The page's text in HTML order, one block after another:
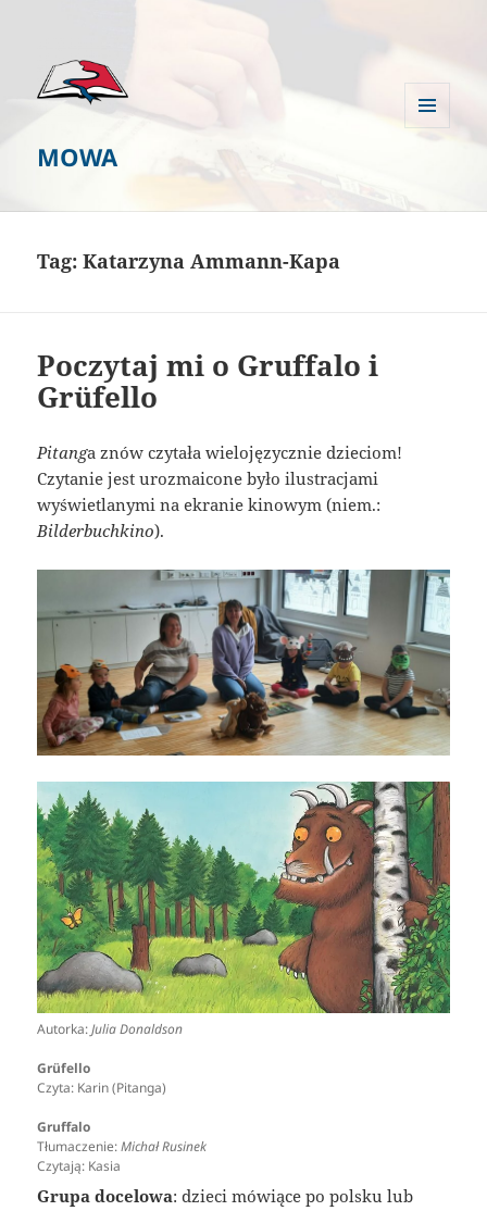
MOWA
Tag:Katarzyna Ammann-Kapa
Poczytaj mi o Gruffalo i
Grüfello
Pitanga znów czytała wielojęzycznie dzieciom!
Czytanie jest urozmaicone było ilustracjami
wyświetlanymi na ekranie kinowym (niem.:
Bilderbuchkino).
Autorka:Julia Donaldson
Grüfello
Czyta: Karin (Pitanga)
Gruffalo
Tłumaczenie:Michał Rusinek
Czytają: Kasia
Grupa docelowa: dzieci mówiące po polsku lub